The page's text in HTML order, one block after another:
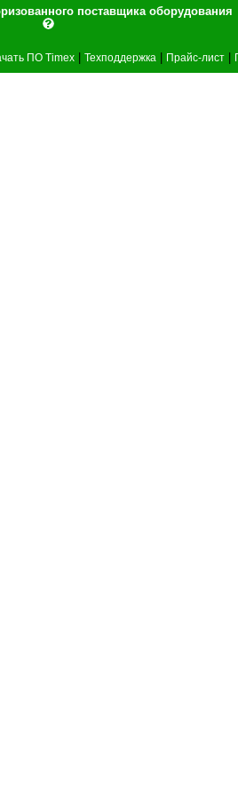
поставщика оборудования
ПО Timex Техподдержка Прайс-лист